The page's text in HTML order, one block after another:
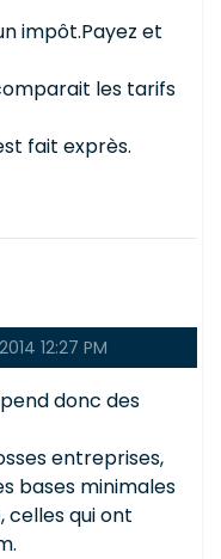
impôt.Payez et
les tarifs
fait exprès.
12:27 PM
donc des
entreprises,
bases minimales
celles qui ont